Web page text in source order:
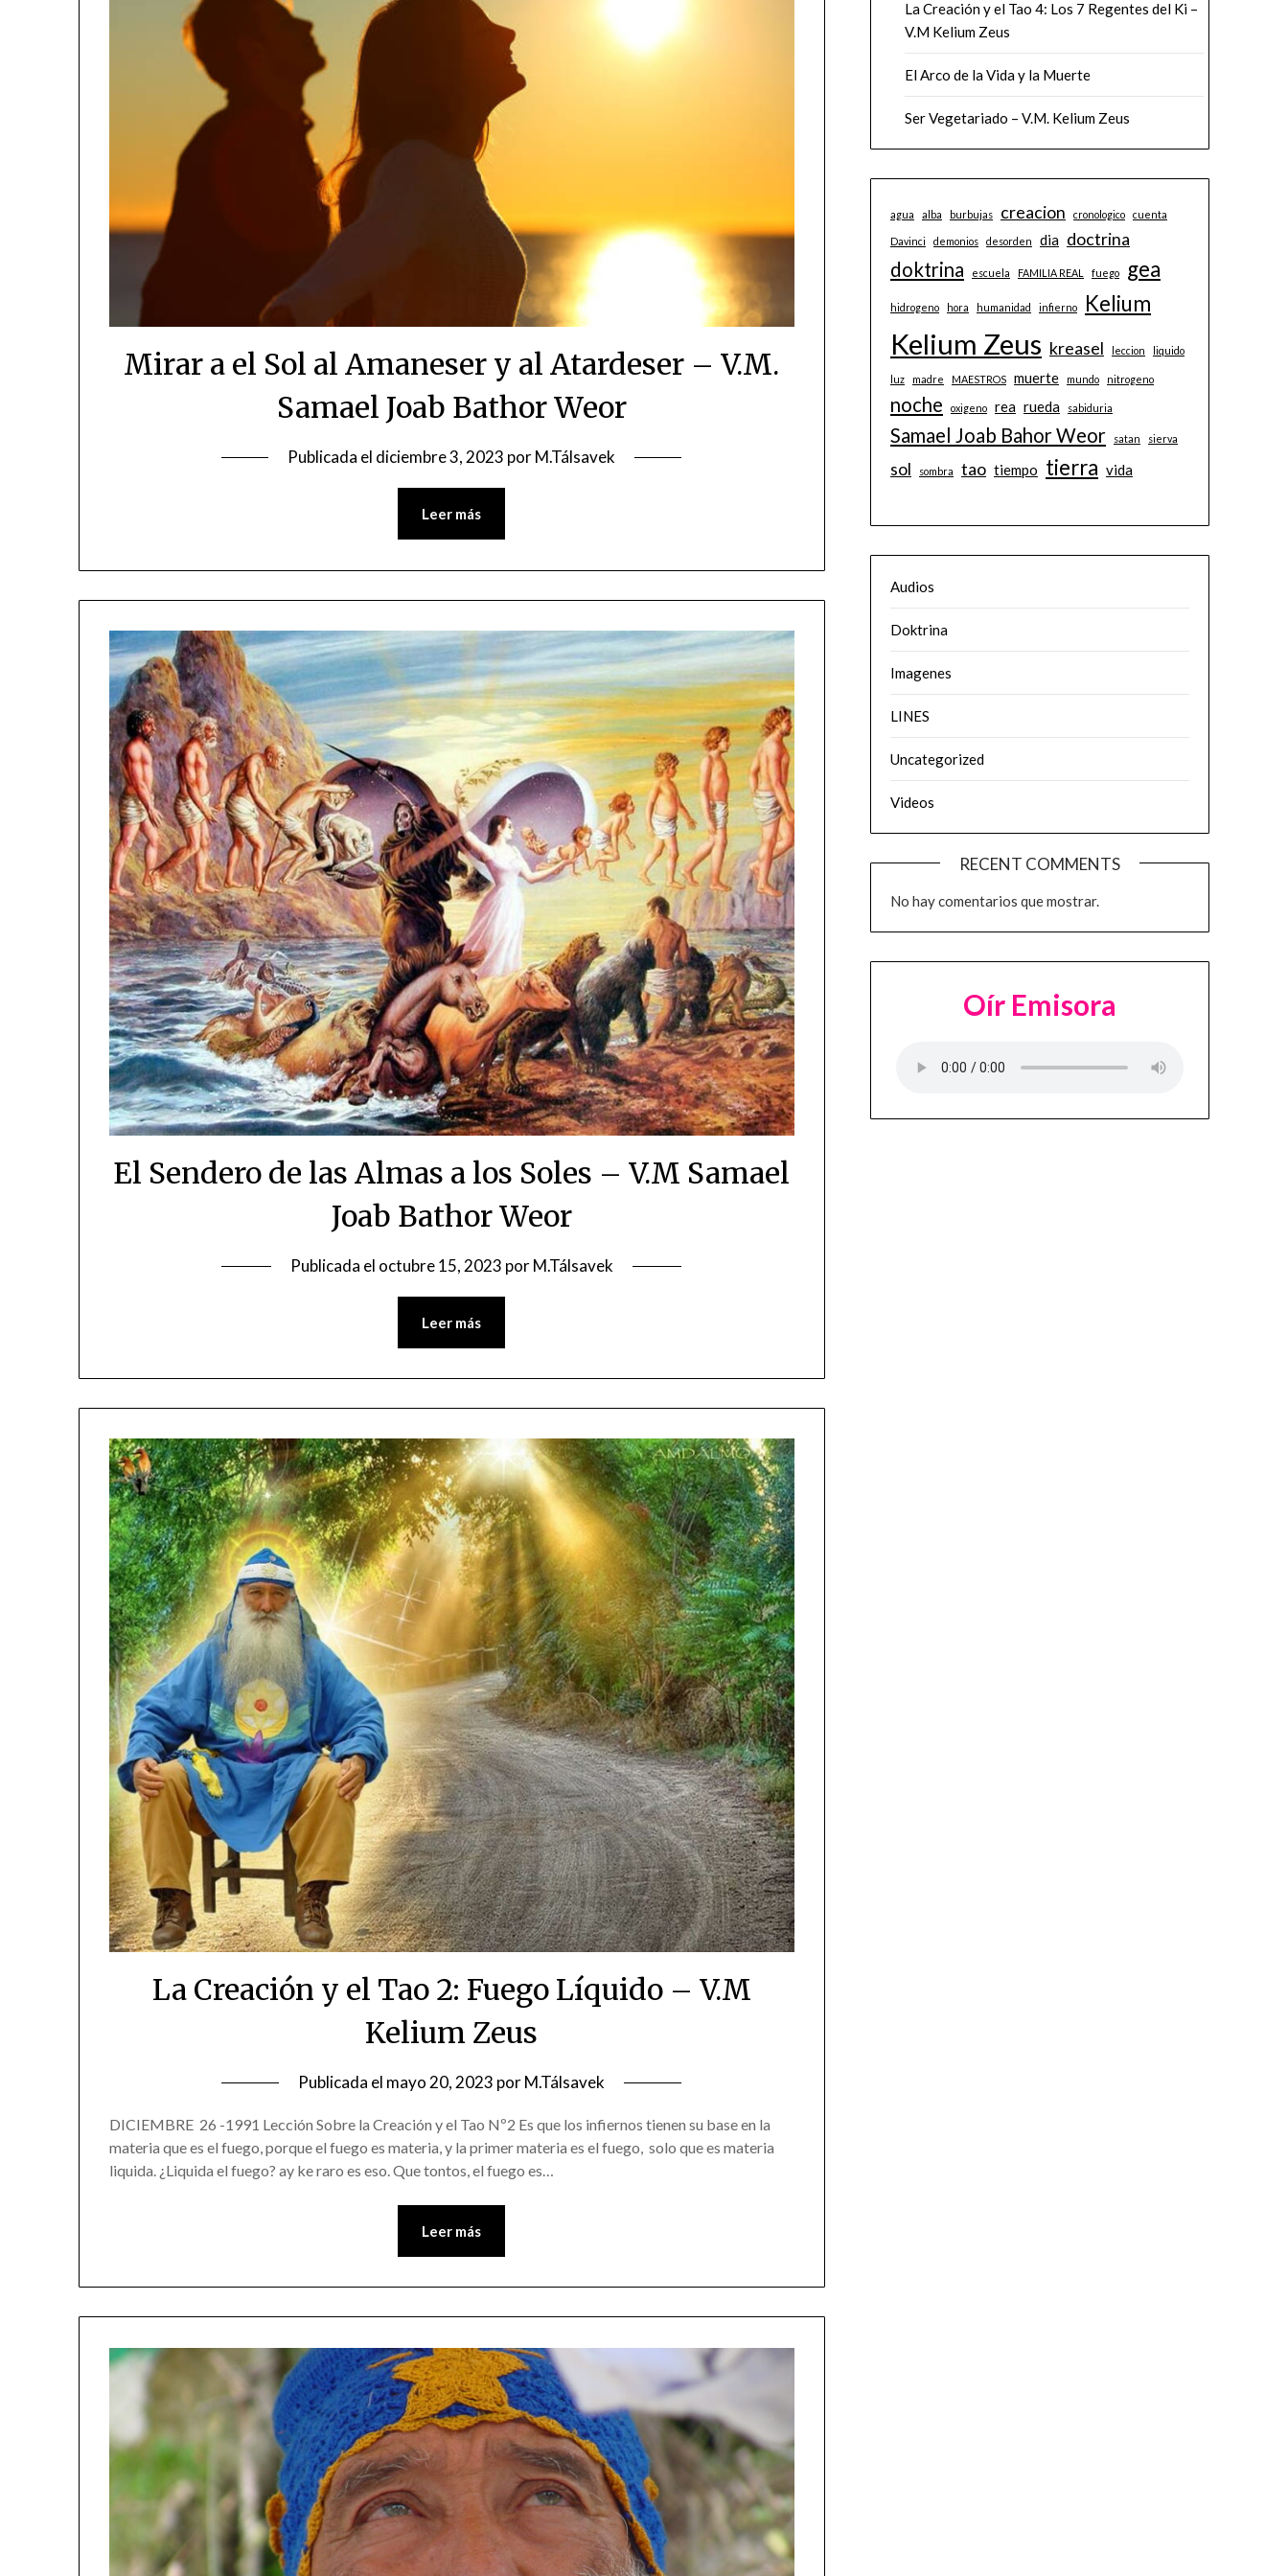
Mirar a el Sol al Amaneser y al Atardeser – V.M.
Samael Joab Bathor Weor
Publicada el diciembre 3, 2023 porM.Tálsavek
Leer más
El Sendero de las Almas a los Soles – V.M Samael
Joab Bathor Weor
Publicada el octubre 15, 2023 porM.Tálsavek
Leer más
La Creación y el Tao 2: Fuego Líquido – V.M
Kelium Zeus
Publicada el mayo 20, 2023 porM.Tálsavek
DICIEMBRE 26 -1991 Lección Sobre la Creación y el Tao Nº2 Es que los infiernos tienen su base en la
materia que es el fuego, porque el fuego es materia, y la primer materia es el fuego, solo que es materia
liquida. ¿Liquida el fuego? ay ke raro es eso. Que tontos, el fuego es…
Leer más
La Creación y el Tao 4: Los 7 Regentes del Ki –
V.M Kelium Zeus
El Arco de la Vida y la Muerte
Ser Vegetariado – V.M. Kelium Zeus
agua alba burbujas creacion cronologico cuenta
Davinci demonios desorden dia doctrina
doktrina escuela FAMILIA REAL fuego gea
hidrogeno hora humanidad infierno Kelium
Kelium Zeus kreasel leccion liquido
luz madre MAESTROS muerte mundo nitrogeno
noche oxigeno rea rueda sabiduria
Samael Joab Bahor Weor satan sierva
sol sombra tao tiempo tierra vida
Audios
Doktrina
Imagenes
LINES
Uncategorized
Videos
RECENT COMMENTS
No hay comentarios que mostrar.
Oír Emisora